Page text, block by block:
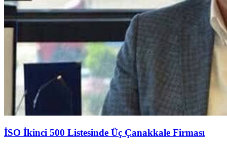
İSO İkinci 500 Listesinde Üç Çanakkale Firması